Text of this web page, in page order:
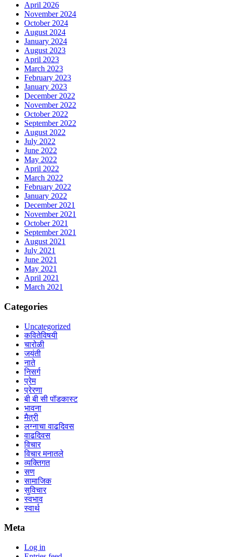
April 2026
November 2024
October 2024
August 2024
January 2024
August 2023
April 2023
March 2023
February 2023
January 2023
December 2022
November 2022
October 2022
September 2022
August 2022
July 2022
June 2022
May 2022
April 2022
March 2022
February 2022
January 2022
December 2021
November 2021
October 2021
September 2021
August 2021
July 2021
June 2021
May 2021
April 2021
March 2021
Categories
Uncategorized
कवितेविषयी
चारोळी
जयंती
नाते
निसर्ग
प्रेम
प्रेरणा
बी बी सी पॉडकास्ट
भावना
मैत्री
लग्नाचा वाढदिवस
वाढदिवस
विचार
विचार मनातले
व्यक्तिगत
सण
सामाजिक
सुविचार
स्वभाव
स्वार्थ
Meta
Log in